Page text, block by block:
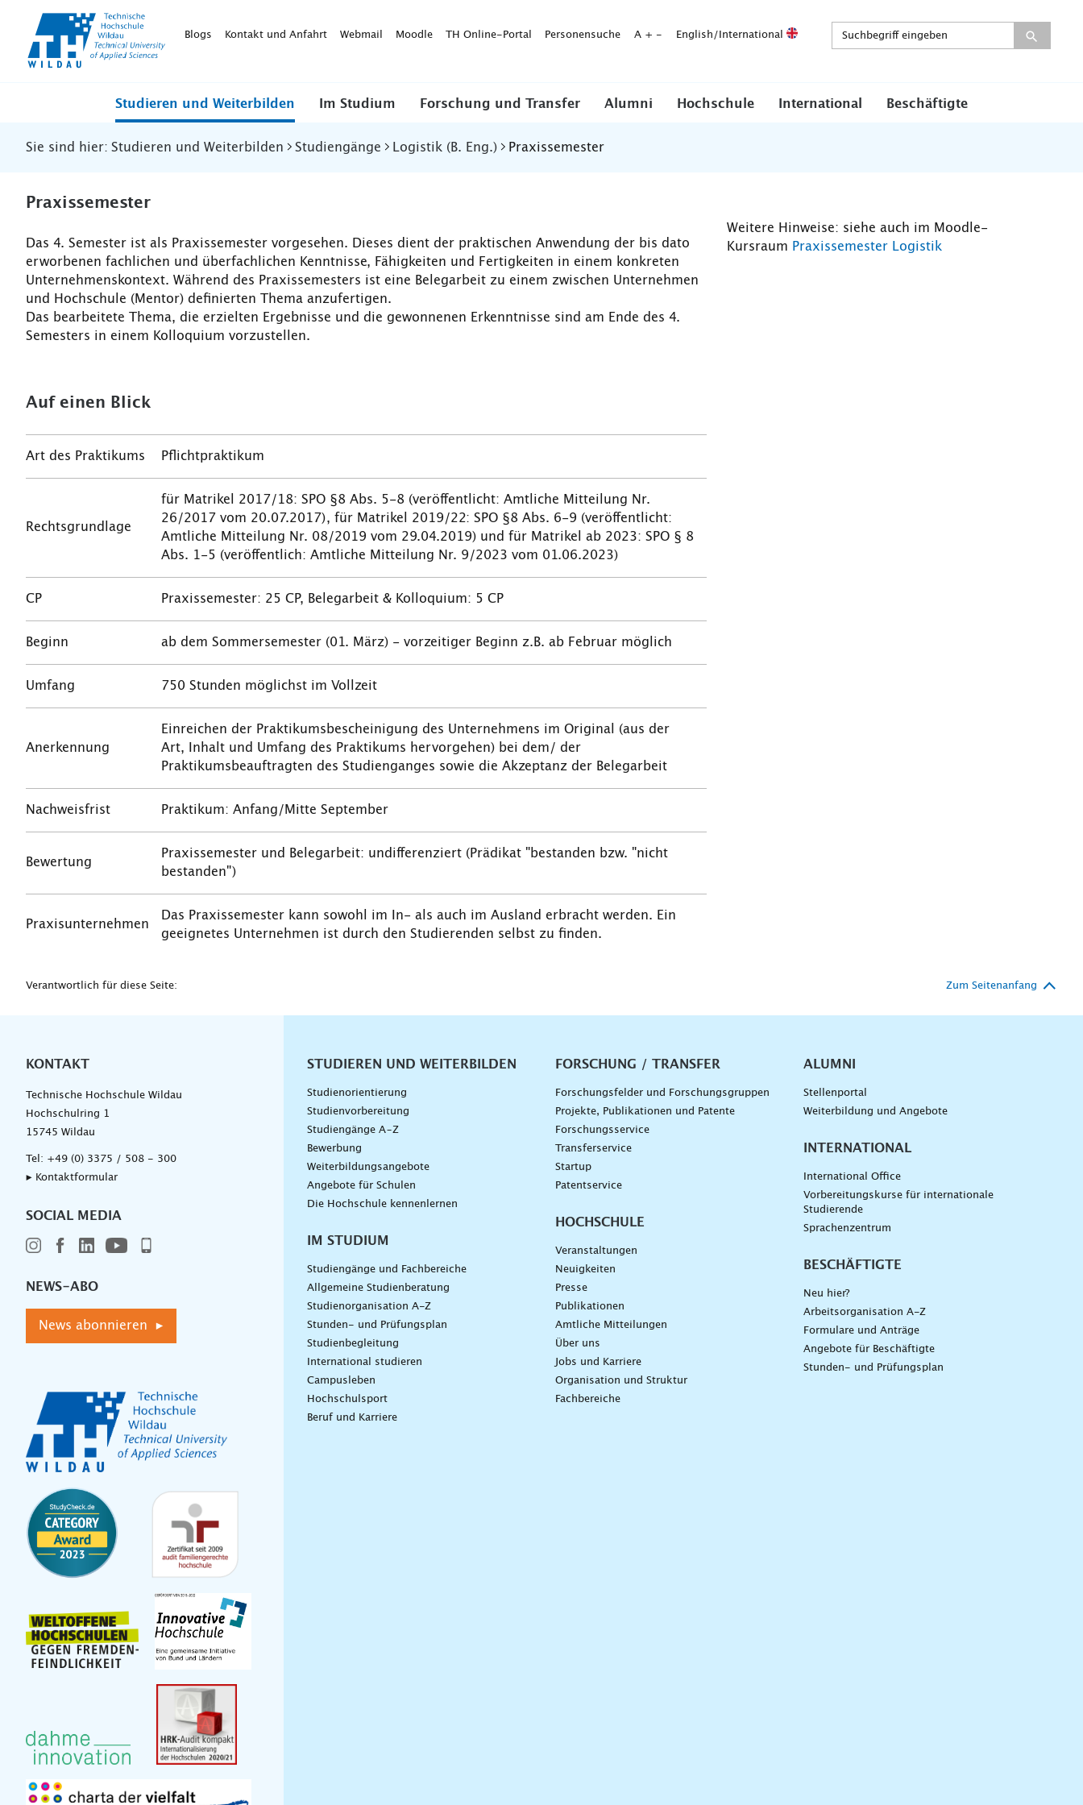
WildauBlogs Kontakt und Anfahrt Webmail Moodle TH Online-Portal Personensuche A + - English/International
Studieren und Weiterbilden Im Studium Forschung und Transfer Alumni Hochschule International Beschäftigte
Sie sind hier: Studieren und Weiterbilden Studiengänge Logistik (B. Eng.) Praxissemester
Praxissemester
Das 4. Semester ist als Praxissemester vorgesehen. Dieses dient der praktischen Anwendung der bis dato
erworbenen fachlichen und überfachlichen Kenntnisse, Fähigkeiten und Fertigkeiten in einem konkreten
Unternehmenskontext. Während des Praxissemesters ist eine Belegarbeit zu einem zwischen Unternehmen
und Hochschule (Mentor) definierten Thema anzufertigen.
Das bearbeitete Thema, die erzielten Ergebnisse und die gewonnenen Erkenntnisse sind am Ende des 4.
Semesters in einem Kolloquium vorzustellen.
Auf einen Blick
Art des Praktikums Pflichtpraktikum
Rechtsgrundlage
für Matrikel 2017/18: SPO §8 Abs. 5-8 (veröffentlicht: Amtliche Mitteilung Nr.
26/2017 vom 20.07.2017), für Matrikel 2019/22: SPO §8 Abs. 6-9 (veröffentlicht:
Amtliche Mitteilung Nr. 08/2019 vom 29.04.2019) und für Matrikel ab 2023: SPO § 8
Abs. 1-5 (veröffentlich: Amtliche Mitteilung Nr. 9/2023 vom 01.06.2023)
CP Praxissemester: 25 CP, Belegarbeit & Kolloquium: 5 CP
Beginn ab dem Sommersemester (01. März) - vorzeitiger Beginn z.B. ab Februar möglich
Umfang 750 Stunden möglichst im Vollzeit
Anerkennung
Einreichen der Praktikumsbescheinigung des Unternehmens im Original (aus der
Art, Inhalt und Umfang des Praktikums hervorgehen) bei dem/ der
Praktikumsbeauftragten des Studienganges sowie die Akzeptanz der Belegarbeit
Nachweisfrist Praktikum: Anfang/Mitte September
Bewertung
Praxissemester und Belegarbeit: undifferenziert (Prädikat "bestanden bzw. "nicht
bestanden")
Praxisunternehmen
Das Praxissemester kann sowohl im In- als auch im Ausland erbracht werden. Ein
geeignetes Unternehmen ist durch den Studierenden selbst zu finden.
Weitere Hinweise: siehe auch im Moodle-
Kursraum Praxissemester Logistik
Verantwortlich für diese Seite: Zum Seitenanfang
KONTAKT
Technische Hochschule Wildau
Hochschulring 1
15745 Wildau
Tel: +49 (0) 3375 / 508 - 300
▸ Kontaktformular
SOCIAL MEDIA
NEWS-ABO
News abonnieren ▸
Unternavigation
STUDIEREN UND WEITERBILDEN
Studienorientierung
Studienvorbereitung
Studiengänge A–Z
Bewerbung
Weiterbildungsangebote
Angebote für Schulen
Die Hochschule kennenlernen
IM STUDIUM
Studiengänge und Fachbereiche
Allgemeine Studienberatung
Studienorganisation A-Z
Stunden- und Prüfungsplan
Studienbegleitung
International studieren
Campusleben
Hochschulsport
Beruf und Karriere
FORSCHUNG / TRANSFER
Forschungsfelder und Forschungsgruppen
Projekte, Publikationen und Patente
Forschungsservice
Transferservice
Startup
Patentservice
HOCHSCHULE
Veranstaltungen
Neuigkeiten
Presse
Publikationen
Amtliche Mitteilungen
Über uns
Jobs und Karriere
Organisation und Struktur
Fachbereiche
ALUMNI
Stellenportal
Weiterbildung und Angebote
INTERNATIONAL
International Office
Vorbereitungskurse für internationale
Studierende
Sprachenzentrum
BESCHÄFTIGTE
Neu hier?
Arbeitsorganisation A-Z
Formulare und Anträge
Angebote für Beschäftigte
Stunden- und Prüfungsplan